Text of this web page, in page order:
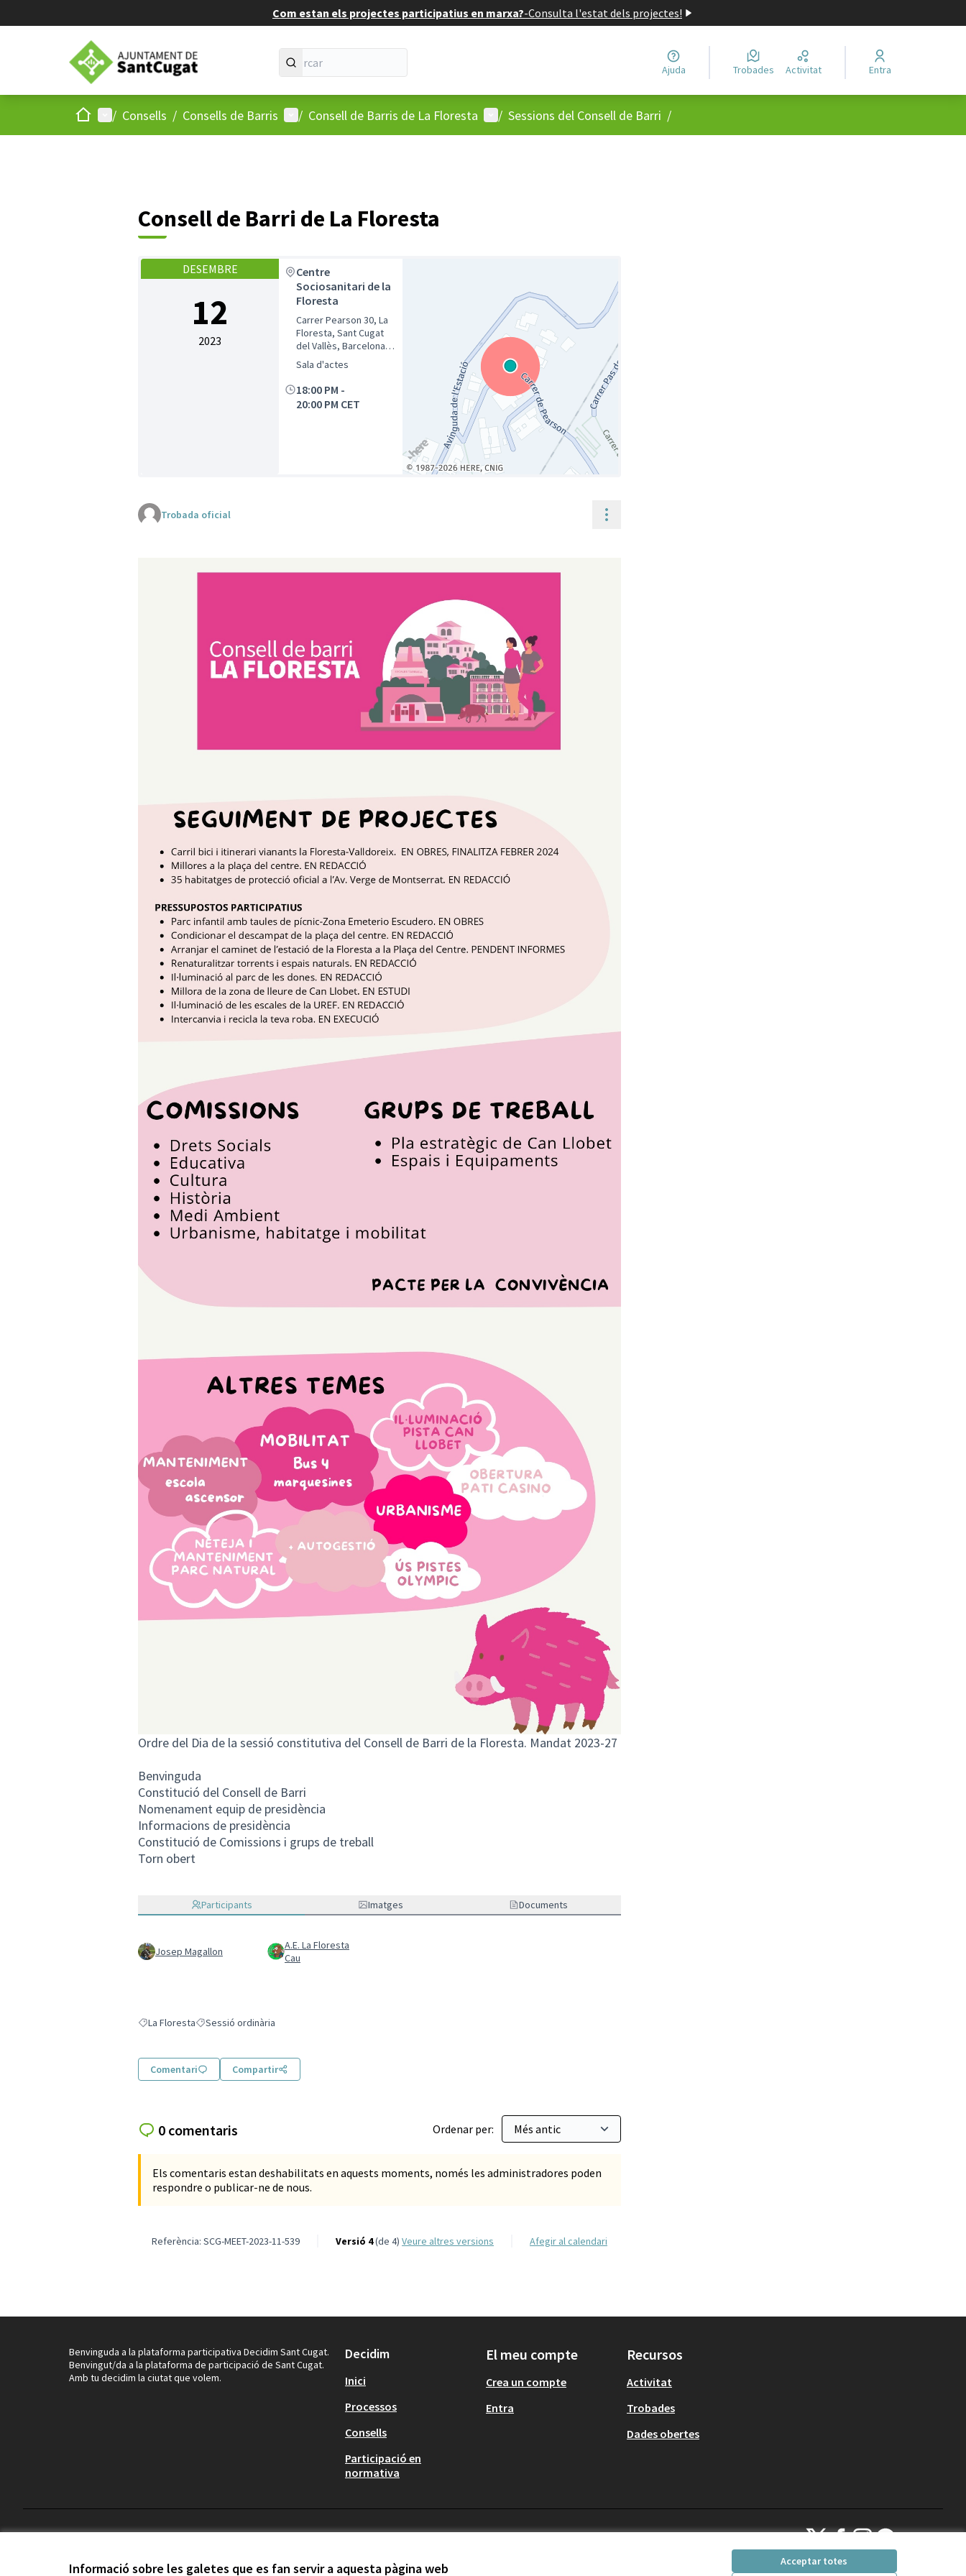
Informació sobre les galetes que es fan servir a aquesta pàgina web Acceptar totes
Com estan els projectes participatius en marxa?-Consulta l'estat dels projectes!
Ajuda Trobades Activitat Entra
Inici Menú principal
/ Consells / Consells de Barris Menú d'usuari
/ Consell de Barris de La Floresta Menú d'usuari
/ Sessions del Consell de Barri /
Consell de Barri de La Floresta
DESEMBRE
12
2023
Centre
Sociosanitari de la
Floresta
Carrer Pearson 30, La
Floresta, Sant Cugat
del Vallès, Barcelona,
Catalunya, Espanya
Sala d'actes
18:00 PM -
20:00 PM CET
Trobada oficial Controls de recursos
Ordre del Dia de la sessió constitutiva del Consell de Barri de la Floresta. Mandat 2023-27
Benvinguda
Constitució del Consell de Barri
Nomenament equip de presidència
Informacions de presidència
Constitució de Comissions i grups de treball
Torn obert
Participants Imatges Documents
Josep Magallon
A.E. La Floresta
Cau
Resultats en filtrar per: La Floresta
La FlorestaResultats en filtrar per: Sessió ordinària
Sessió ordinària
Comentari Compartir
0 comentaris Ordenar per:
Els comentaris estan deshabilitats en aquests moments, només les administradores poden
respondre o publicar-ne de nous.
Referència: SCG-MEET-2023-11-539 Versió 4(de 4) veure altres versions Afegir al calendari
Benvinguda a la plataforma participativa Decidim Sant Cugat.
Benvingut/da a la plataforma de participació de Sant Cugat.
Amb tu decidim la ciutat que volem.
Decidim
Inici
Processos
Consells
Participació en
normativa
El meu compte
Crea un compte
Entra
Recursos
Activitat
Trobades
Dades obertes
Decidim Sant Cugat a X
(Enllaç extern)
Decidim Sant Cugat a Facebook
(Enllaç extern)
Decidim Sant Cugat a
(Enllaç extern)
Decidim Sant Cugat
(Enllaç extern)